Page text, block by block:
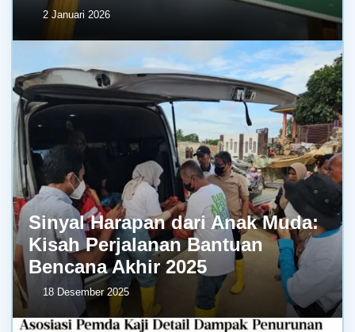
2 Januari 2026
Sinyal Harapan dari Anak Muda:
Kisah Perjalanan Bantuan
Bencana Akhir 2025
18 Desember 2025